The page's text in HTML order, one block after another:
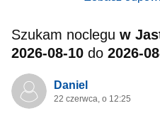
Szukam noclegu w
2026-08-10 do 2026-
Daniel
22 czerwca, o 12:25